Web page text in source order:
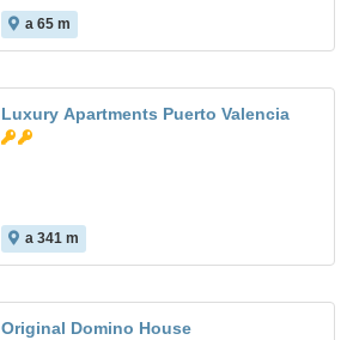
a 65 m
Luxury Apartments Puerto Valencia
a 341 m
Original Domino House